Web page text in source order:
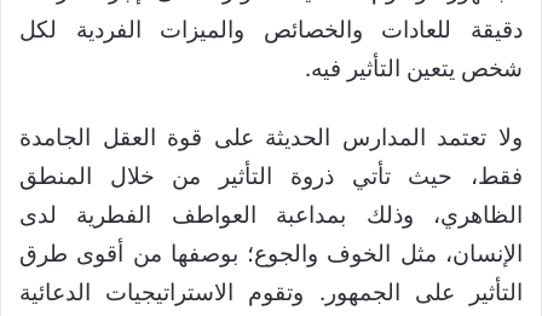
دقيقة للعادات والخصائص والميزات الفردية لكل
شخص يتعين التأثير فيه.
ولا تعتمد المدارس الحديثة على قوة العقل الجامدة
فقط، حيث تأتي ذروة التأثير من خلال المنطق
الظاهري، وذلك بمداعبة العواطف الفطرية لدى
الإنسان، مثل الخوف والجوع؛ بوصفها من أقوى طرق
التأثير على الجمهور. وتقوم الاستراتيجيات الدعائية